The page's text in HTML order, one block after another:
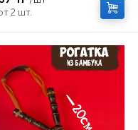
2 шт.